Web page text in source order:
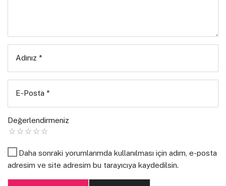
– Engelle
Adınız *
E-Posta *
Değerlendirmeniz
Daha sonraki yorumlarımda kullanılması için adım, e-posta
adresim ve site adresim bu tarayıcıya kaydedilsin.